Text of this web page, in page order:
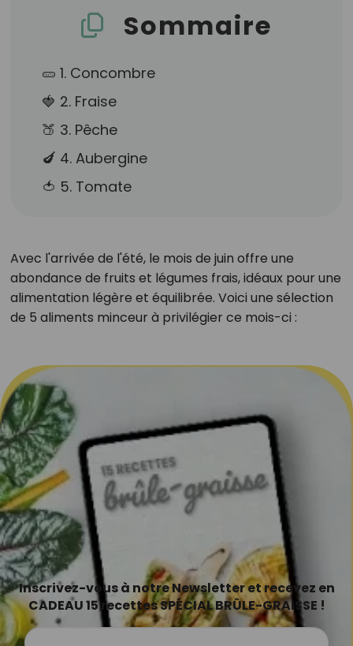
Sommaire
🥒 1. Concombre
🍓 2. Fraise
🍑 3. Pêche
🍆 4. Aubergine
🍅 5. Tomate
Avec l'arrivée de l'été, le mois de juin offre une
abondance de fruits et légumes frais, idéaux pour une
alimentation légère et équilibrée. Voici une sélection
de 5 aliments minceur à privilégier ce mois-ci :
Inscrivez-vous à notre Newsletter et recevez en
CADEAU 15 recettes SPÉCIAL BRÛLE-GRAISSE !